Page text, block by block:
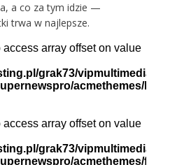
a co za tym idzie —
trwa w najlepsze.